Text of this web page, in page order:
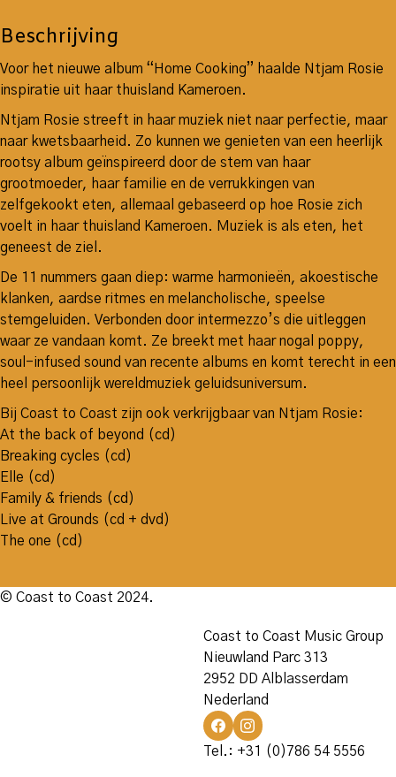
Beschrijving
Voor het nieuwe album “Home Cooking” haalde Ntjam Rosie
inspiratie uit haar thuisland Kameroen.
Ntjam Rosie streeft in haar muziek niet naar perfectie, maar
naar kwetsbaarheid. Zo kunnen we genieten van een heerlijk
rootsy album geïnspireerd door de stem van haar
grootmoeder, haar familie en de verrukkingen van
zelfgekookt eten, allemaal gebaseerd op hoe Rosie zich
voelt in haar thuisland Kameroen. Muziek is als eten, het
geneest de ziel.
De 11 nummers gaan diep: warme harmonieën, akoestische
klanken, aardse ritmes en melancholische, speelse
stemgeluiden. Verbonden door intermezzo’s die uitleggen
waar ze vandaan komt. Ze breekt met haar nogal poppy,
soul-infused sound van recente albums en komt terecht in een
heel persoonlijk wereldmuziek geluidsuniversum.
Bij Coast to Coast zijn ook verkrijgbaar van Ntjam Rosie:
At the back of beyond (cd)
Breaking cycles (cd)
Elle (cd)
Family & friends (cd)
Live at Grounds (cd + dvd)
The one (cd)
© Coast to Coast 2024.
Coast to Coast Music Group
Nieuwland Parc 313
2952 DD Alblasserdam
Nederland
Tel.: +31 (0)786 54 5556